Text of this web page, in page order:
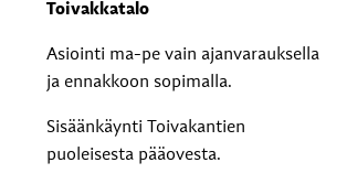
Toivakkatalo
Asiointi ma-pe vain ajanvarauksella
ja ennakkoon sopimalla.
Sisäänkäynti Toivakantien
puoleisesta pääovesta.